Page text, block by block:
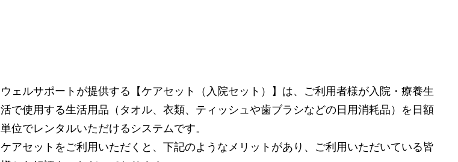
ウェルサポートが提供する【ケアセット（入院セット）】は、ご利用者様が入院・療養生
活で使用する生活用品（タオル、衣類、ティッシュや歯ブラシなどの日用消耗品）を日額
単位でレンタルいただけるシステムです。
ケアセットをご利用いただくと、下記のようなメリットがあり、ご利用いただいている皆